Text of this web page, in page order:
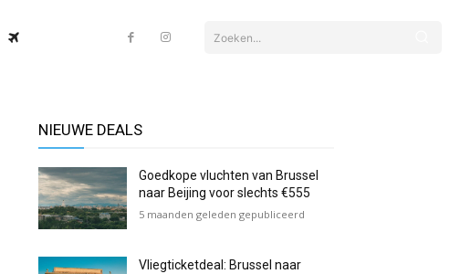
Zoeken...
NIEUWE DEALS
Goedkope vluchten van Brussel
naar Beijing voor slechts €555
5 maanden geleden gepubliceerd
Vliegticketdeal: Brussel naar